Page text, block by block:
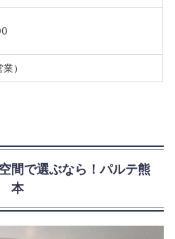
）
間で選ぶなら！パルテ熊
本